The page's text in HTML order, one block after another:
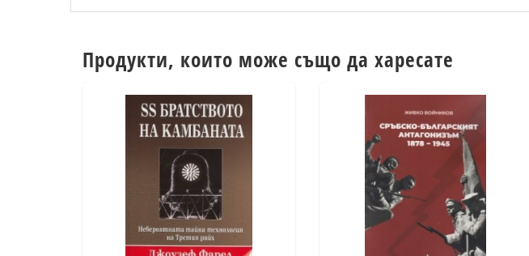
Продукти, които може също да харесате